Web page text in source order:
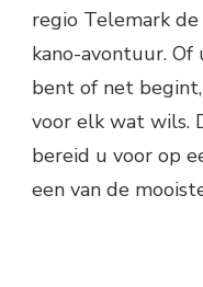
regio Telemark
kano-avontuur. Of
bent of net
voor elk wat wils.
bereid u voor op
een van de